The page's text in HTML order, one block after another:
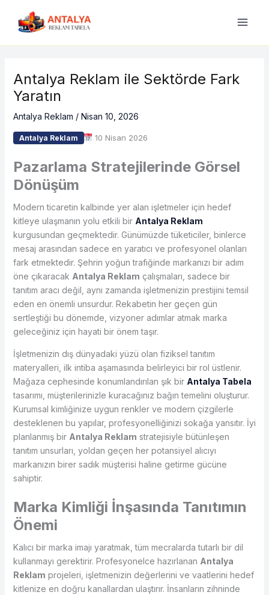
Antalya Reklam ile Sektörde Fark
Yaratın
Antalya Reklam / Nisan 10, 2026
Antalya Reklam 10 Nisan 2026
Pazarlama Stratejilerinde Görsel
Dönüşüm
Modern ticaretin kalbinde yer alan işletmeler için hedef
kitleye ulaşmanın yolu etkili bir Antalya Reklam
kurgusundan geçmektedir. Günümüzde tüketiciler, binlerce
mesaj arasından sadece en yaratıcı ve profesyonel olanları
fark etmektedir. Şehrin yoğun trafiğinde markanızı bir adım
öne çıkaracak Antalya Reklam çalışmaları, sadece bir
tanıtım aracı değil, aynı zamanda işletmenizin prestijini temsil
eden en önemli unsurdur. Rekabetin her geçen gün
sertleştiği bu dönemde, vizyoner adımlar atmak marka
geleceğiniz için hayati bir önem taşır.
İşletmenizin dış dünyadaki yüzü olan fiziksel tanıtım
materyalleri, ilk intiba aşamasında belirleyici bir rol üstlenir.
Mağaza cephesinde konumlandırılan şık bir Antalya Tabela
tasarımı, müşterilerinizle kuracağınız bağın temelini oluşturur.
Kurumsal kimliğinize uygun renkler ve modern çizgilerle
desteklenen bu yapılar, profesyonelliğinizi sokağa yansıtır. İyi
planlanmış bir Antalya Reklam stratejisiyle bütünleşen
tanıtım unsurları, yoldan geçen her potansiyel alıcıyı
markanızın birer sadık müşterisi haline getirme gücüne
sahiptir.
Marka Kimliği İnşasında Tanıtımın
Önemi
Kalıcı bir marka imajı yaratmak, tüm mecralarda tutarlı bir dil
kullanmayı gerektirir. Profesyonelce hazırlanan Antalya
Reklam projeleri, işletmenizin değerlerini ve vaatlerini hedef
kitlenize en doğru kanallardan ulaştırır. İnsanların zihninde